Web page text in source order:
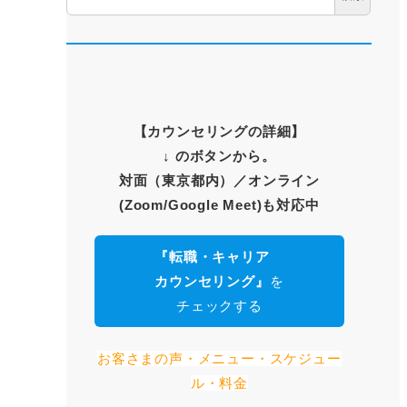
【カウンセリングの詳細】
↓ のボタンから。
対面（東京都内）
／オンライン
(Zoom/Google Meet)も対応中
『転職・キャリア
カウンセリング』
を
チェックする
お客さまの声・メニュー・スケジュー
ル・料金